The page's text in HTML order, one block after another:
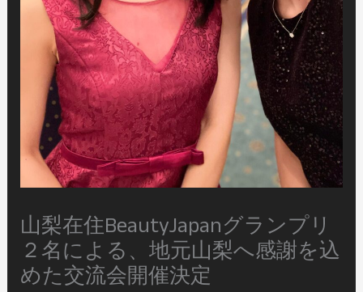
山梨在住BeautyJapanグランプリ
２名による、地元山梨へ感謝を込
めた交流会開催決定